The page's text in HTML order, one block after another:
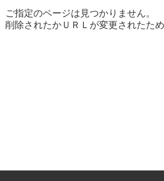
ご指定のページは見つかりません。
削除されたかＵＲＬが変更されたた